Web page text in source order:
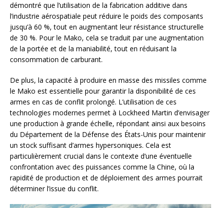
démontré que l’utilisation de la fabrication additive dans
l’industrie aérospatiale peut réduire le poids des composants
jusqu’à 60 %, tout en augmentant leur résistance structurelle
de 30 %. Pour le Mako, cela se traduit par une augmentation
de la portée et de la maniabilité, tout en réduisant la
consommation de carburant.
De plus, la capacité à produire en masse des missiles comme
le Mako est essentielle pour garantir la disponibilité de ces
armes en cas de conflit prolongé. L’utilisation de ces
technologies modernes permet à Lockheed Martin d’envisager
une production à grande échelle, répondant ainsi aux besoins
du Département de la Défense des États-Unis pour maintenir
un stock suffisant d’armes hypersoniques. Cela est
particulièrement crucial dans le contexte d’une éventuelle
confrontation avec des puissances comme la Chine, où la
rapidité de production et de déploiement des armes pourrait
déterminer l’issue du conflit.